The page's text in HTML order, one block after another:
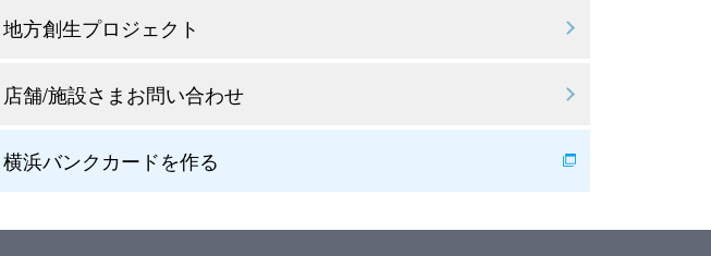
地方創生プロジェクト
店舗/施設さまお問い合わせ
横浜バンクカードを作る